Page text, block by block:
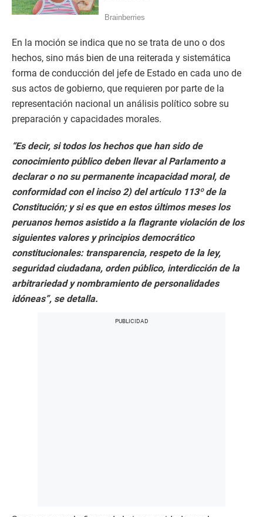
En la moción se indica que no se trata de uno o dos
hechos, sino más bien de una reiterada y sistemática
forma de conducción del jefe de Estado en cada uno de
sus actos de gobierno, que requieren por parte de la
representación nacional un análisis político sobre su
preparación y capacidades morales.
“Es decir, si todos los hechos que han sido de
conocimiento público deben llevar al Parlamento a
declarar o no su permanente incapacidad moral, de
conformidad con el inciso 2) del artículo 113º de la
Constitución; y si es que en estos últimos meses los
peruanos hemos asistido a la flagrante violación de los
siguientes valores y principios democrático
constitucionales: transparencia, respeto de la ley,
seguridad ciudadana, orden público, interdicción de la
arbitrariedad y nombramiento de personalidades
idóneas”, se detalla.